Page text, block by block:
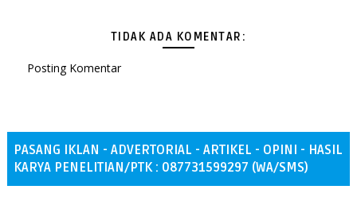
TIDAK ADA KOMENTAR:
Posting Komentar
PASANG IKLAN - ADVERTORIAL - ARTIKEL - OPINI - HASIL
KARYA PENELITIAN/PTK : 087731599297 (WA/SMS)